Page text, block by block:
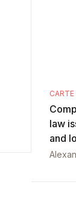
CARTE
law
and